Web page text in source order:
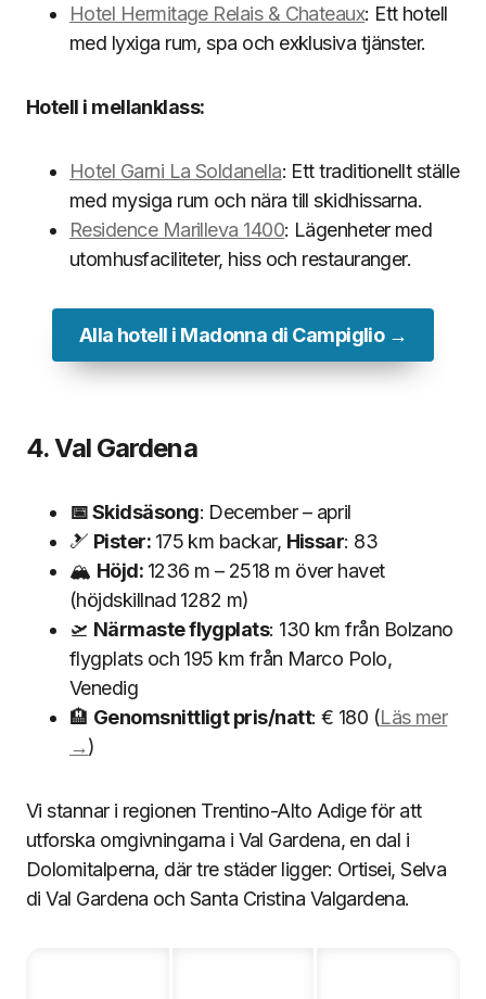
Hotel Hermitage Relais & Chateaux: Ett hotell
med lyxiga rum, spa och exklusiva tjänster.
Hotell i mellanklass:
Hotel Garni La Soldanella: Ett traditionellt ställe
med mysiga rum och nära till skidhissarna.
Residence Marilleva 1400: Lägenheter med
utomhusfaciliteter, hiss och restauranger.
Alla hotell i Madonna di Campiglio →
4. Val Gardena
📅 Skidsäsong: December – april
🎿 Pister: 175 km backar, Hissar: 83
🏔 Höjd: 1236 m – 2518 m över havet
(höjdskillnad 1282 m)
🛫 Närmaste flygplats: 130 km från Bolzano
flygplats och 195 km från Marco Polo,
Venedig
🏨 Genomsnittligt pris/natt: € 180 (Läs mer
→)
Vi stannar i regionen Trentino-Alto Adige för att
utforska omgivningarna i Val Gardena, en dal i
Dolomitalperna, där tre städer ligger: Ortisei, Selva
di Val Gardena och Santa Cristina Valgardena.